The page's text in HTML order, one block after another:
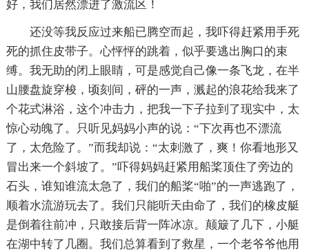
好，我们居然漂进了激流区！
还没等我反应过来船已腾空而起，我吓得赶紧用手死
死的抓住皮带子。心怦怦的跳着，似乎要逃出胸口的束
缚。我无助的闭上眼睛，可是感觉自己像一条飞龙，在半
山腰盘旋穿梭，顷刻间，砰的一声，溅起的浪花给我来了
个花式淋浴，这个冲击力，把我一下子拉到了现实中，太
惊心动魄了。只听见妈妈小声的说：“下次再也不漂流
了，太危险了。”而我却说：“太刺激了，爽！你看地形又
冒出来一个斜坡了。”吓得妈妈赶紧用船桨顶住了旁边的
石头，谁知谁流太急了，我们的船桨“啪”的一声逃跑了，
顺着水流游玩去了。我们只能听天由命了，我们的橡皮艇
是倒着往前冲，只敢接后背一阵冰凉。颠簸了几下，小艇
在湖中转了几圈。我们总算看到了救星，一个老爷爷他用